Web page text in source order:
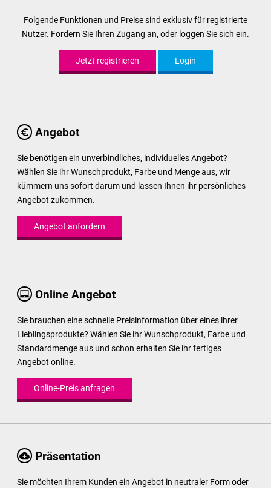
Folgende Funktionen und Preise sind exklusiv für registrierte
Nutzer. Fordern Sie Ihren Zugang an, oder loggen Sie sich ein.
Jetzt registrieren Login
Angebot
Sie benötigen ein unverbindliches, individuelles Angebot?
Wählen Sie ihr Wunschprodukt, Farbe und Menge aus, wir
kümmern uns sofort darum und lassen Ihnen ihr persönliches
Angebot zukommen.
Angebot anfordern
Online Angebot
Sie brauchen eine schnelle Preisinformation über eines ihrer
Lieblingsprodukte? Wählen Sie ihr Wunschprodukt, Farbe und
Standardmenge aus und schon erhalten Sie ihr fertiges
Angebot online.
Online-Preis anfragen
Präsentation
Sie möchten Ihrem Kunden ein Angebot in neutraler Form oder